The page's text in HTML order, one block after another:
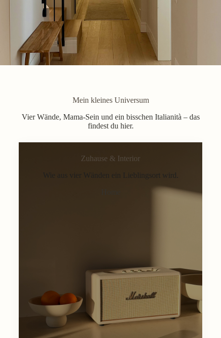
Mein kleines Universum
Vier Wände, Mama-Sein und ein bisschen Italianità – das
findest du hier.
Zuhause & Interior
Wie aus vier Wänden ein Lieblingsort wird.